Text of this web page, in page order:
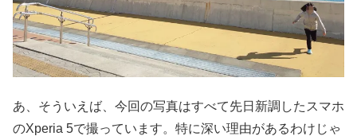
あ、そういえば、今回の写真はすべて先日新調したスマホ
のXperia 5で撮っています。特に深い理由があるわけじゃ